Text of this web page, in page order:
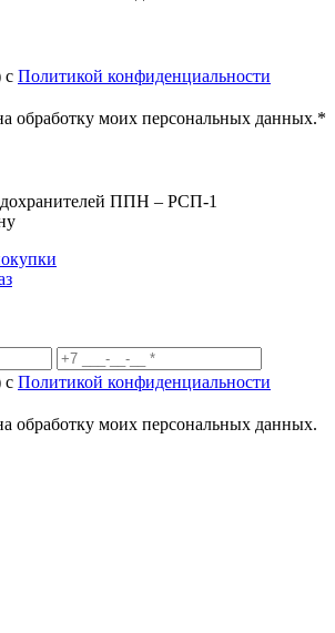
с Политикой конфиденциальности
обработку моих персональных данных.*
ППН – РСП-1
с Политикой конфиденциальности
обработку моих персональных данных.